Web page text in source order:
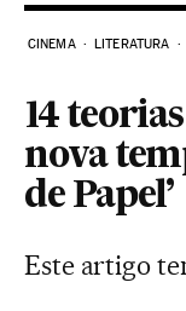
CINEMA LITERATURA
14
nova
de Papel’
Este artigo